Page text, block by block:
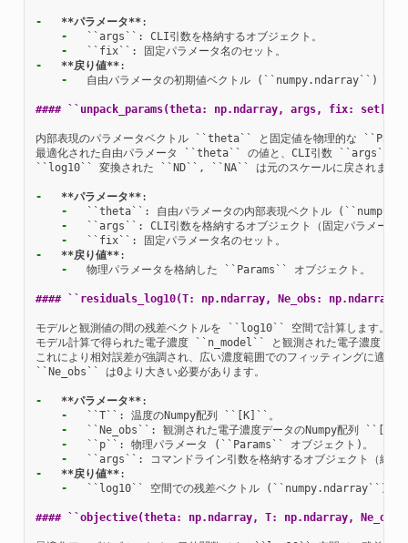
- **パラメータ**
-
-
-
**戻り値**
-
自由パラメータの初期値ベクトル (``numpy.ndarray``) とそ
#### ``unpack_params(theta: np.ndarray, args, fix:
内部表現のパラメータベクトル ``theta`` と固定値を物理的な
最適化された自由パラメータ ``theta`` の値と、CLI引数 ``args`` から
``log10`` 変換された ``ND``, ``NA`` は元のスケールに戻されます。
- **パラメータ**
-
-
-
-
**戻り値**
-
  物理パラメータを格納した ``Params`` オブジェクト。
#### ``residuals_log10(T: np.ndarray, Ne_obs: np.ndarray,
モデルと観測値の間の残差ベクトルを ``log10`` 空間で計算します。
モデル計算で得られた電子濃度 ``n_model`` と観測された電子濃度
これにより相対誤差が強調され、広い濃度範囲でのフィッティングに適し
``Ne_obs`` は0より大きい必要があります。
- **パラメータ**
-
-
-
-
-
**戻り値**
-
  ``log10`` 空間での残差ベクトル (``numpy.ndarray``)。
#### ``objective(theta: np.ndarray, T: np.ndarray,